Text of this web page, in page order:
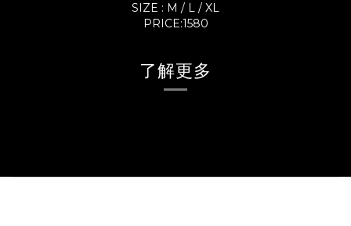
SIZE : M / L / XL
PRICE:1580
了解更多